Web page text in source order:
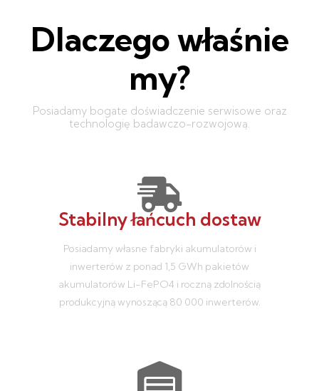
Dlaczego właśnie
my?
Posiadamy bogate doświadczenie serwisowe oraz
technologię badawczo-rozwojową.
Stabilny łańcuch dostaw
Posiadamy własne fabryki akumulatorów i
inwerterów z ponad 1,5 GWh pakietów
akumulatorów Li-FePO4 i roczną zdolnością
produkcyjną wynoszącą 80 000 inwerterów.